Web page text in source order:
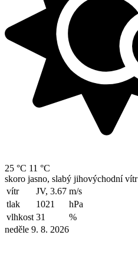
25 °C 11 °C
skoro jasno, slabý jihovýchodní vítr
vítr
JV, 3.67 m/s
tlak
1021
hPa
vlhkost 31
%
neděle 9. 8. 2026